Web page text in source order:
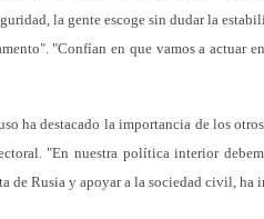
la gente escoge sin dudar la
"Confían en que vamos a actuar
ha destacado la importancia de los
"En nuestra política interior
de Rusia y apoyar a la sociedad civil, ha